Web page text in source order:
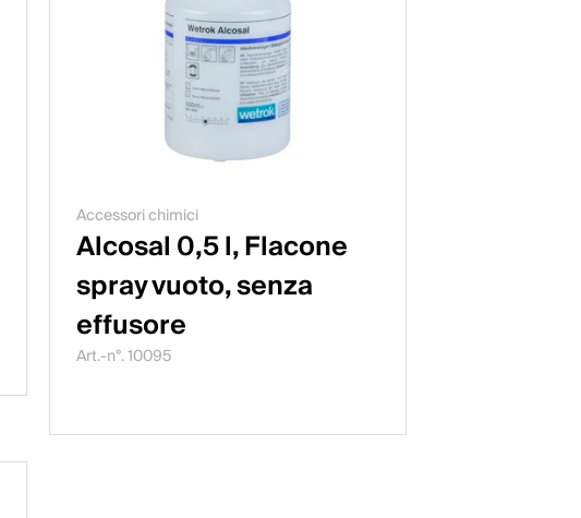
Accessori chimici
Alcosal 0,5 l, Flacone
spray vuoto, senza
effusore
Art.-n°. 10095